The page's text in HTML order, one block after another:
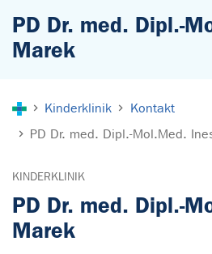
PD Dr. med. Dipl.-
Marek
Kinderklinik
Kontakt
PD Dr. med. Dipl.-Mol.Med.
KINDERKLINIK
PD Dr. med. Dipl.-
Marek